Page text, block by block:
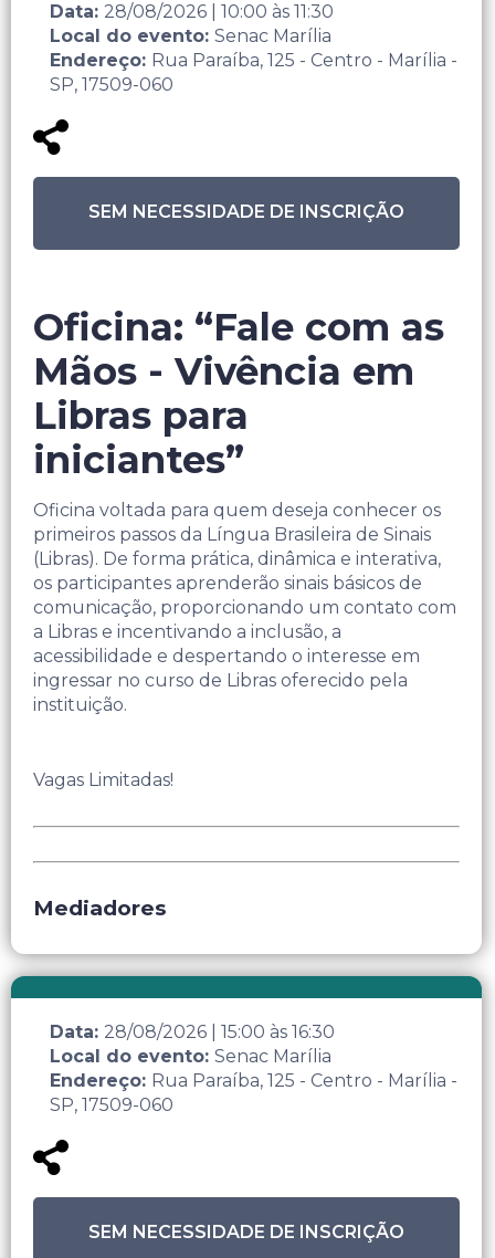
Data: 28/08/2026 10:00 às 11:30
Local do evento: Senac Marília
Endereço: Rua Paraíba, 125 - Centro - Marília -
SP, 17509-060
SEM NECESSIDADE DE INSCRIÇÃO
Oficina: “Fale com as
Mãos - Vivência em
Libras para
iniciantes”
Oficina voltada para quem deseja conhecer os
primeiros passos da Língua Brasileira de Sinais
(Libras). De forma prática, dinâmica e interativa,
os participantes aprenderão sinais básicos de
comunicação, proporcionando um contato com
a Libras e incentivando a inclusão, a
acessibilidade e despertando o interesse em
ingressar no curso de Libras oferecido pela
instituição.
Vagas Limitadas!
Mediadores
Data: 28/08/2026 15:00 às 16:30
Local do evento: Senac Marília
Endereço: Rua Paraíba, 125 - Centro - Marília -
SP, 17509-060
SEM NECESSIDADE DE INSCRIÇÃO